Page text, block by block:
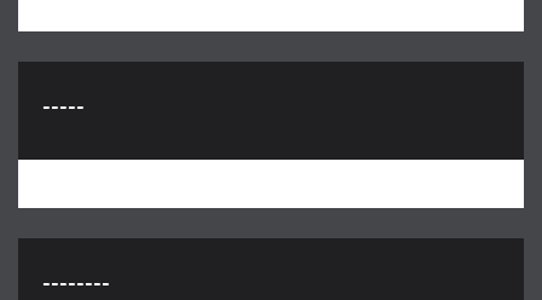
-----
--------